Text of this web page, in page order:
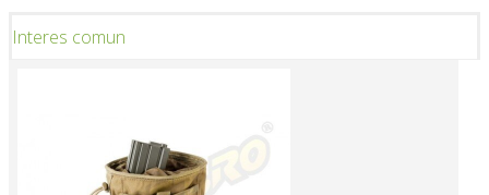
Interes comun